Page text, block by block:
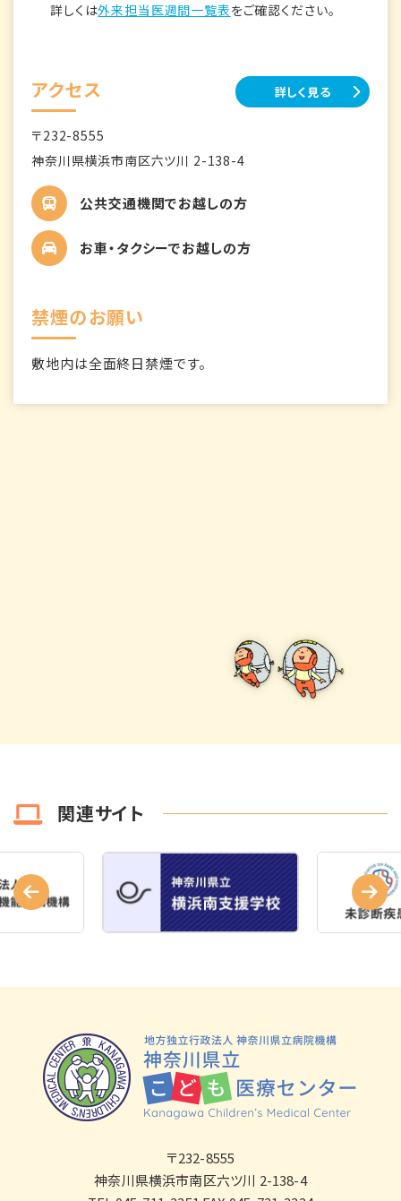
詳しくは外来担当医週間一覧表をご確認ください。
アクセス 詳しく見る
〒232-8555
神奈川県横浜市南区六ツ川 2-138-4
公共交通機関でお越しの方
お車・タクシーでお越しの方
禁煙のお願い
敷地内は全面終日禁煙です。
関連サイト
〒232-8555
神奈川県横浜市南区六ツ川 2-138-4